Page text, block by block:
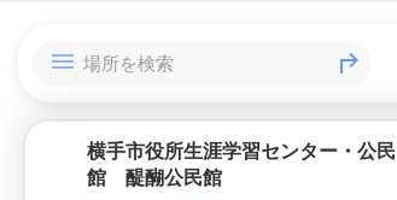
横手市役所生涯学習センター・公民
館 醍醐公民館